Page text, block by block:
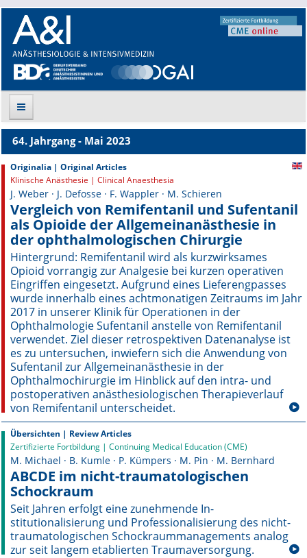
Suche
Aktuelle Ausgabe
Leitlinien
Archiv
Supplements
Supplements OrphanAnesthesia
Online First
A&I English
Mediadaten
Autoren-Service
Bestell-Service
Stellenmarkt
Kongresskalender
64. Jahrgang - Mai 2023
Originalia | Original Articles
Klinische Anästhesie | Clinical Anaesthesia
J. Weber · J. Defosse · F. Wappler · M. Schieren
Vergleich von Remifentanil und Sufentanil
als Opioide der Allgemeinanästhesie in
der ophthalmologischen Chirurgie
Hintergrund: Remifentanil wird als kurz­wirksames
Opioid vorrangig zur Analgesie bei kurzen operativen
Eingriffen eingesetzt. Aufgrund eines Lieferengpasses
wurde innerhalb eines achtmonatigen Zeitraums im Jahr
2017 in unserer Klinik für Operationen in der
Ophthalmologie Sufentanil anstelle von Remifentanil
verwendet. Ziel dieser retrospektiven Datenanalyse ist
es zu untersuchen, inwiefern sich die Anwendung von
Sufentanil zur Allgemeinanästhesie in der
Ophthalmochirurgie im Hinblick auf den intra- und
postoperativen anästhesiologischen Therapieverlauf
von Remifentanil unterscheidet.
Übersichten | Review Articles
Zertifizierte Fortbildung | Continuing Medical Education (CME)
M. Michael · B. Kumle · P. Kümpers · M. Pin · M. Bernhard
ABCDE im nicht-traumatologischen
Schockraum
Seit Jahren erfolgt eine zunehmende In­
stitutionalisierung und Professionali­sierung des nicht-
traumatologischen Schockraummanagements analog
zur seit langem etablierten Traumaversorgung.